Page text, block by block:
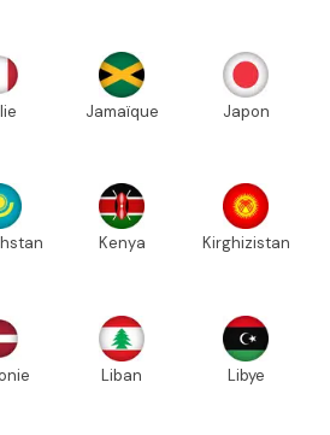
Jamaïque Japon
Kenya Kirghizistan
Liban Libye